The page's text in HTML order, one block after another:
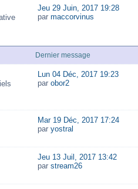
Jeu 29 Juin, 2017 19:28
par maccorvinus
Dernier message
Lun 04 Déc, 2017 19:23
par obor2
Mar 19 Déc, 2017 17:24
par yostral
Jeu 13 Juil, 2017 13:42
par stream26